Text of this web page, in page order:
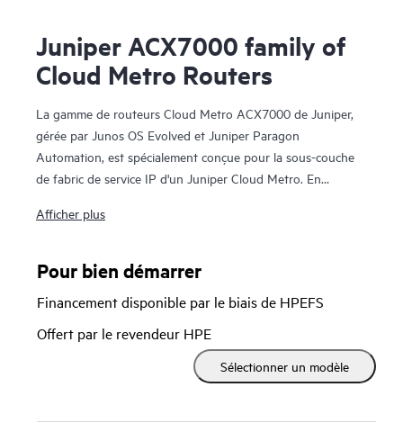
Juniper ACX7000 family of
Cloud Metro Routers
La gamme de routeurs Cloud Metro ACX7000 de Juniper,
gérée par Junos OS Evolved et Juniper Paragon
Automation, est spécialement conçue pour la sous-couche
de fabric de service IP d'un Juniper Cloud Metro. En
portefeuille offre un équilibre unique et innovant entre
pointe pour fournir le portefeuille de routage le plus
routeurs Cloud Metro ACX7000 de Juniper offre une large
gamme de routeurs multiservices fixes, fixes et modulaires
(y compris des options respectueuses de l'environnement)
offrant des vitesses de port natives de 1GbE à 400GbE, une
Afficher plus
Pour bien démarrer
Financement disponible par le biais de HPEFS
Offert par le revendeur HPE
Sélectionner un modèle